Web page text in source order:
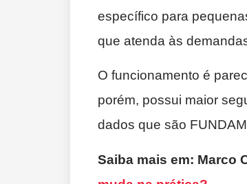
específico para
que atenda às
O funcionamento é
porém, possui maior
dados que são
Saiba mais em: Marco